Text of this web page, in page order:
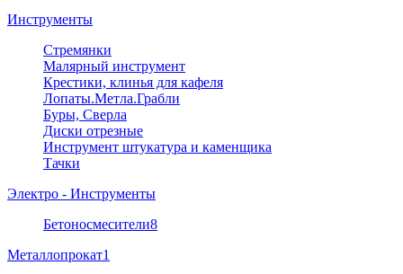
Инструменты
Стремянки
Малярный инструмент
Крестики, клинья для кафеля
Лопаты.Метла.Грабли
Буры, Сверла
Диски отрезные
Инструмент штукатура и каменщика
Тачки
Электро - Инструменты
Бетоносмесители8
Металлопрокат1